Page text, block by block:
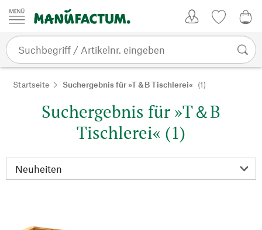
Zum Inhalt springen
Startseite Suchergebnis für »T＆B Tischlerei« (1)
Suchergebnis für »T＆B
Tischlerei« (1)